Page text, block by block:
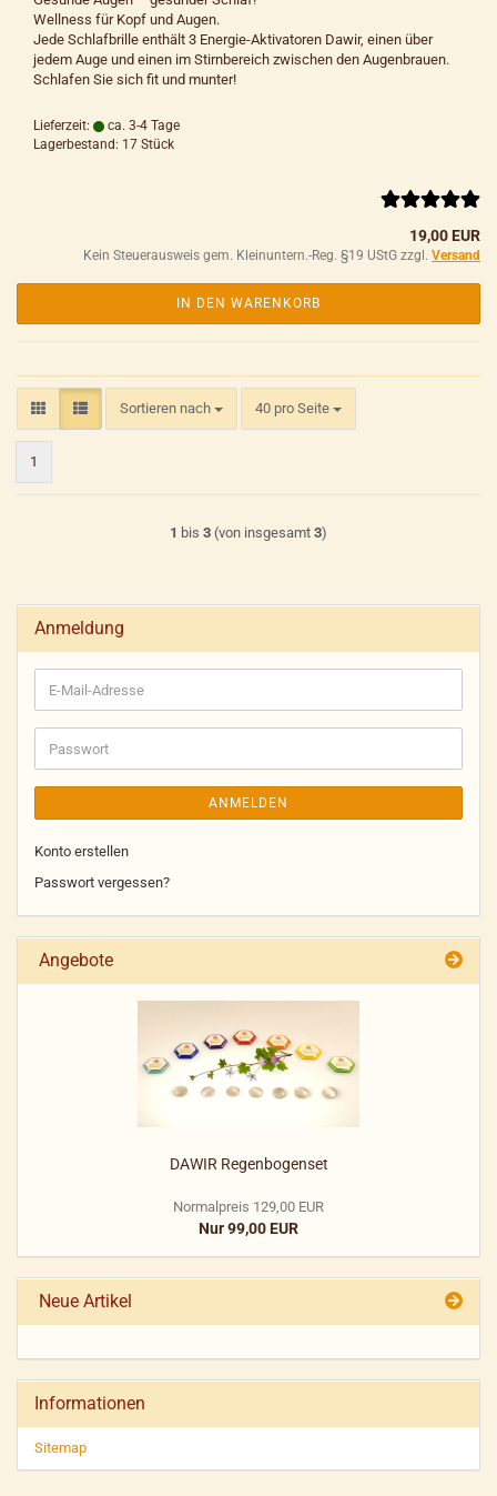
Wellness für Kopf und Augen.
Jede Schlafbrille enthält 3 Energie-Aktivatoren Dawir, einen über
jedem Auge und einen im Stirnbereich zwischen den Augenbrauen.
Schlafen Sie sich fit und munter!
Lieferzeit:
ca. 3-4 Tage
Lagerbestand: 17 Stück
19,00 EUR
Kein Steuerausweis gem. Kleinuntern.-Reg. §19 UStG zzgl. Versand
IN DEN WARENKORB
Sortieren nach
Sortieren nach 40 pro Seite
pro Seite
1
1 bis 3 (von insgesamt 3)
Anmeldung
E-
Mail-
Adresse
Passwort
ANMELDEN
Konto erstellen
Passwort vergessen?
Angebote
DAWIR Regenbogenset
Normalpreis 129,00 EUR
Nur 99,00 EUR
Neue Artikel
Informationen
Sitemap